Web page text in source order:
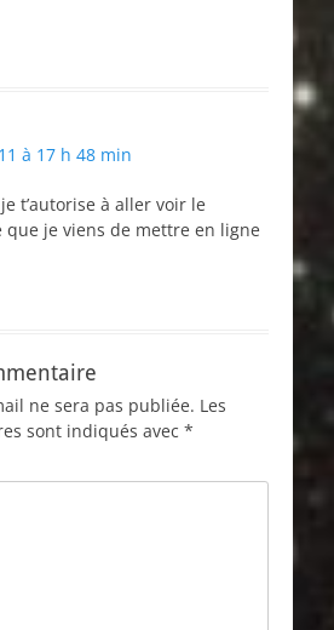
à 17 h 48 min
t’autorise à aller voir le
que je viens de mettre en ligne
ne sera pas publiée. Les
sont indiqués avec *